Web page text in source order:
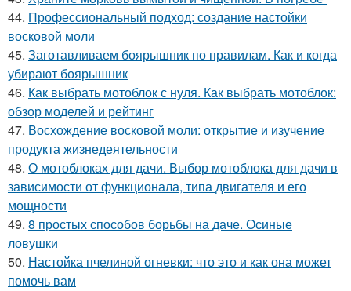
44. Профессиональный подход: создание настойки
восковой моли
45. Заготавливаем боярышник по правилам. Как и когда
убирают боярышник
46. Как выбрать мотоблок с нуля. Как выбрать мотоблок:
обзор моделей и рейтинг
47. Восхождение восковой моли: открытие и изучение
продукта жизнедеятельности
48. О мотоблоках для дачи. Выбор мотоблока для дачи в
зависимости от функционала, типа двигателя и его
мощности
49. 8 простых способов борьбы на даче. Осиные
ловушки
50. Настойка пчелиной огневки: что это и как она может
помочь вам